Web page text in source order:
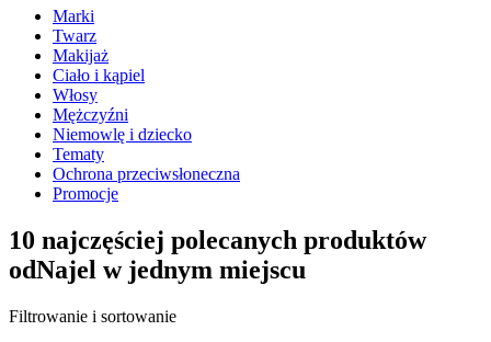
Marki
Twarz
Makijaż
Ciało i kąpiel
Włosy
Mężczyźni
Niemowlę i dziecko
Tematy
Ochrona przeciwsłoneczna
Promocje
10 najczęściej polecanych produktów
odNajel w jednym miejscu
Filtrowanie i sortowanie